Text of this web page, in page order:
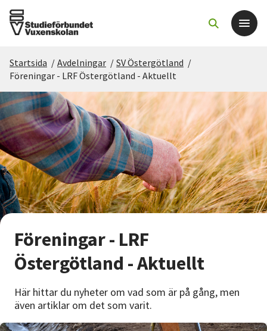
Det här gör vi
För dig som
Sök kurser och evenemang
Om SV
Starta studiecirkel
Cirkelledare
Nyheter
Avdelningar
Startsida / Avdelningar / SV Östergötland /
Föreningar - LRF Östergötland - Aktuellt
Föreningar - LRF
Östergötland - Aktuellt
Här hittar du nyheter om vad som är på gång, men
även artiklar om det som varit.